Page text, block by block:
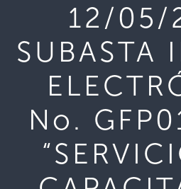
12/05/
SUBASTA
No.